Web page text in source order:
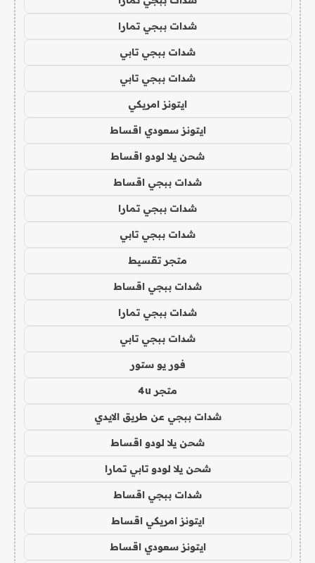
شدات ببجي تمارا
شدات ببجي تابي
شدات ببجي تابي
ايتونز امريكي
ايتونز سعودي اقساط
شحن يلا لودو اقساط
شدات ببجي اقساط
شدات ببجي تمارا
شدات ببجي تابي
متجر تقسيط
شدات ببجي اقساط
شدات ببجي تمارا
شدات ببجي تابي
فور يو ستور
متجر 4u
شدات ببجي عن طريق الايدي
شحن يلا لودو اقساط
شحن يلا لودو تابي تمارا
شدات ببجي اقساط
ايتونز امريكي اقساط
ايتونز سعودي اقساط